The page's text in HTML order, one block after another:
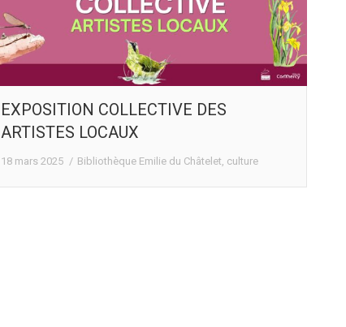
EXPOSITION COLLECTIVE DES
ARTISTES LOCAUX
18 mars 2025 Bibliothèque Emilie du Châtelet culture